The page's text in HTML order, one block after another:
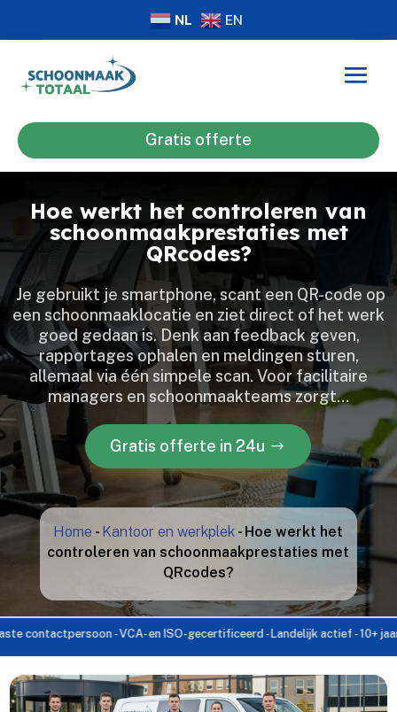
NL EN
Gratis offerte
Hoe werkt het controleren van
schoonmaakprestaties met
QRcodes?
​ Je gebruikt je smartphone, scant een QR-code op
een schoonmaaklocatie en ziet direct of het werk
goed gedaan is.​ Denk aan feedback geven,
rapportages ophalen en meldingen sturen,
allemaal via één simpele scan.​ Voor facilitaire
managers en schoonmaakteams zorgt…
Gratis offerte in 24u
Home - Kantoor en werkplek - Hoe werkt het
controleren van schoonmaakprestaties met
QRcodes?
- VCA- en ISO-gecertificeerd - Landelijk actief - 10+ jaar